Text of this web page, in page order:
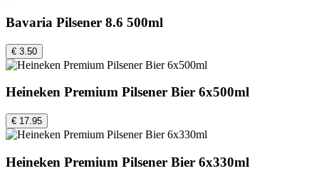
Bavaria Pilsener 8.6 500ml
€ 3.50
Heineken Premium Pilsener Bier 6x500ml
€ 17.95
Heineken Premium Pilsener Bier 6x330ml